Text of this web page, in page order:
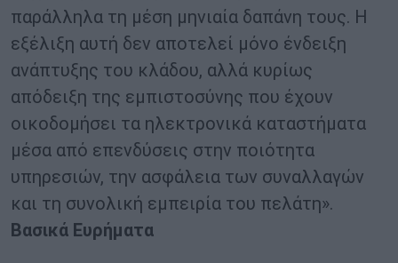
παράλληλα τη μέση μηνιαία δαπάνη τους. Η
εξέλιξη αυτή δεν αποτελεί μόνο ένδειξη
ανάπτυξης του κλάδου, αλλά κυρίως
απόδειξη της εμπιστοσύνης που έχουν
οικοδομήσει τα ηλεκτρονικά καταστήματα
μέσα από επενδύσεις στην ποιότητα
υπηρεσιών, την ασφάλεια των συναλλαγών
και τη συνολική εμπειρία του πελάτη».
Βασικά Ευρήματα